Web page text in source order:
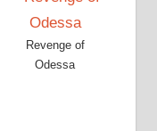
Revenge of
Odessa